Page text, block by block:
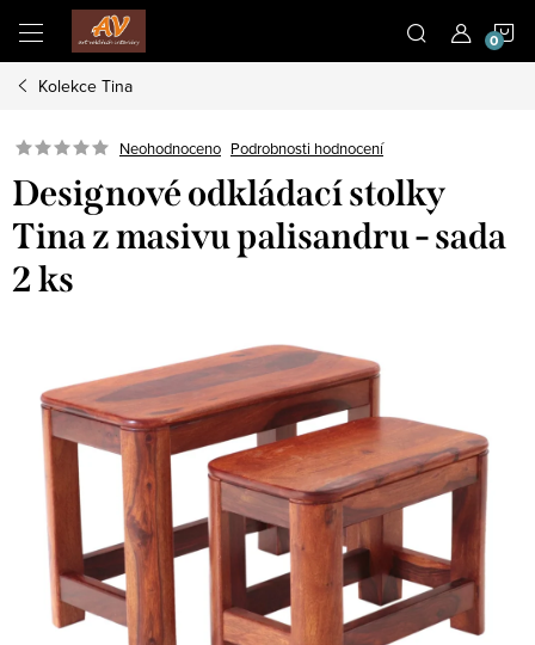
obsah
Kolekce Tina
Neohodnoceno Podrobnosti hodnocení
Designové odkládací stolky
Tina z masivu palisandru - sada
2 ks